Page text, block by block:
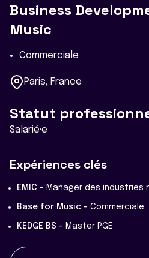
Business
Music
Commerciale
Paris, France
Statut
Salarié·e
Expériences clés
EMIC - Manager des industries
Base for Music - Commerciale
KEDGE BS - Master PGE